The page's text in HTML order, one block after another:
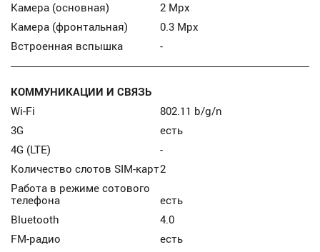
Камера (основная)
2 Mpx
Камера (фронтальная)
0.3 Mpx
Встроенная вспышка
-
КОММУНИКАЦИИ И СВЯЗЬ
Wi-Fi
802.11 b/g/n
3G
есть
4G (LTE)
-
Количество слотов SIM-карт2
Работа в режиме сотового
телефона
есть
Bluetooth
4.0
FM-радио
есть